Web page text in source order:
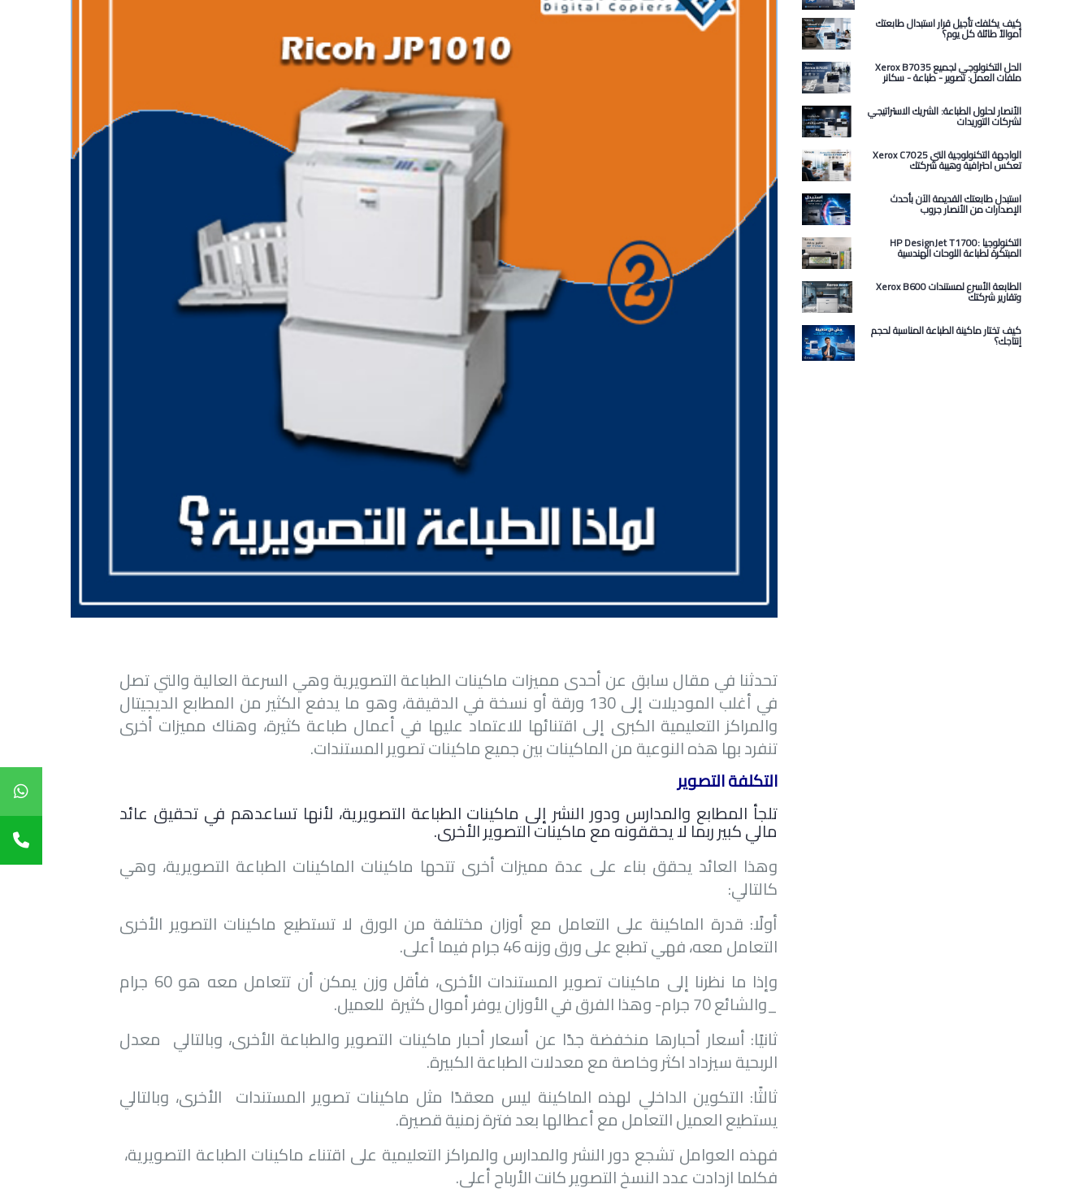
تحدثنا في مقال سابق عن أحدى مميزات ماكينات الطباعة التصويرية وهي السرعة العالية والتي تصل
في أغلب الموديلات إلى 130 ورقة أو نسخة في الدقيقة، وهو ما يدفع الكثير من المطابع الديجيتال
والمراكز التعليمية الكبرى إلى اقتنائها للاعتماد عليها في أعمال طباعة كثيرة، وهناك مميزات أخرى
تنفرد بها هذه النوعية من الماكينات بين جميع ماكينات تصوير المستندات.
التكلفة التصوير
تلجأ المطابع والمدارس ودور النشر إلى ماكينات الطباعة التصويرية، لأنها تساعدهم في تحقيق عائد
مالي كبير ربما لا يحققونه مع ماكينات التصوير الأخرى.
وهذا العائد يحقق بناء على عدة مميزات أخرى تتحها ماكينات الماكينات الطباعة التصويرية، وهي
كالتالي:
أولًا: قدرة الماكينة على التعامل مع أوزان مختلفة من الورق لا تستطيع ماكينات التصوير الأخرى
التعامل معه، فهي تطبع على ورق وزنه 46 جرام فيما أعلى.
وإذا ما نظرنا إلى ماكينات تصوير المستندات الأخرى، فأقل وزن يمكن أن تتعامل معه هو 60 جرام
_والشائع 70 جرام- وهذا الفرق في الأوزان يوفر أموال كثيرة للعميل.
ثانيًا: أسعار أحبارها منخفضة جدًا عن أسعار أحبار ماكينات التصوير والطباعة الأخرى، وبالتالي معدل
الربحية سيزداد اكثر وخاصة مع معدلات الطباعة الكبيرة.
ثالثًا: التكوين الداخلي لهذه الماكينة ليس معقدًا مثل ماكينات تصوير المستندات الأخرى، وبالتالي
يستطيع العميل التعامل مع أعطالها بعد فترة زمنية قصيرة.
فهذه العوامل تشجع دور النشر والمدارس والمراكز التعليمية على اقتناء ماكينات الطباعة التصويرية،
فكلما ازدادت عدد النسخ التصوير كانت الأرباح أعلى.
كيف يكلفك تأجيل قرار استبدال طابعتك
أموالاً طائلة كل يوم؟
Xerox B7035 الحل التكنولوجي لجميع
ملفات العمل: تصوير - طباعة - سكانر
الأنصار لحلول الطباعة: الشريك الاستراتيجي
لشركات التوريدات
Xerox C7025 الواجهة التكنولوجية التي
تعكس احترافية وهيبة شركتك
استبدل طابعتك القديمة الآن بأحدث
الإصدارات من الأنصار جروب
HP DesignJet T1700: التكنولوجيا
المبتكرة لطباعة اللوحات الهندسية
Xerox B600 الطابعة الأسرع لمستندات
وتقارير شركتك
كيف تختار ماكينة الطباعة المناسبة لحجم
إنتاجك؟